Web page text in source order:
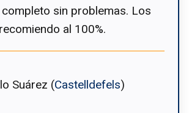
sin problemas. Los
recomiendo al 100%.
Suárez (Castelldefels)